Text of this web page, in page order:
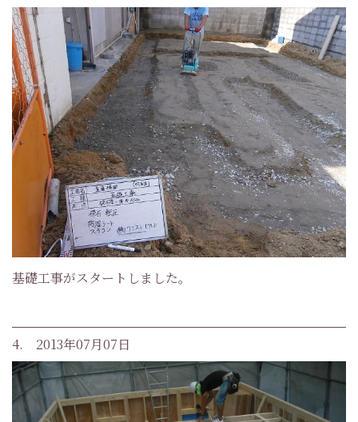
基礎工事がスタートしました。
4. 2013年07月07日